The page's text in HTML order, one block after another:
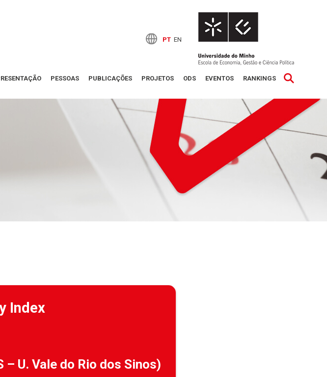
PT EN
PESSOAS PUBLICAÇÕES PROJETOS ODS EVENTOS RANKINGS
Index
U. Vale do Rio dos Sinos)